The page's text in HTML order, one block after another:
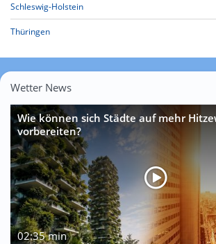
Schleswig-Holstein
Thüringen
Wetter News
Wie können sich Städte auf mehr
vorbereiten?
02:35 min